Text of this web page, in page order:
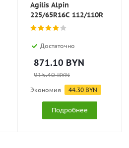
Agilis Alpin
225/65R16C 112/110R
Достаточно
871.10 BYN
915.40BYN
Экономия 44.30 BYN
Подробнее